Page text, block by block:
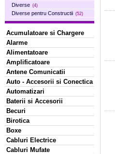
Diverse (4)
Diverse pentru Constructii (52)
Acumulatoare si Chargere
Alarme
Alimentatoare
Amplificatoare
Antene Comunicatii
Auto - Accesorii si Conectica
Automatizari
Baterii si Accesorii
Becuri
Birotica
Boxe
Cabluri Electrice
Cabluri Mufate